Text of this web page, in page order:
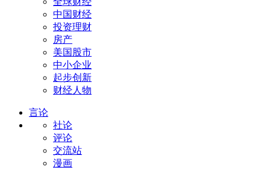
中国财经
投资理财
房产
美国股市
中小企业
起步创新
财经人物
言论
社论
评论
交流站
漫画